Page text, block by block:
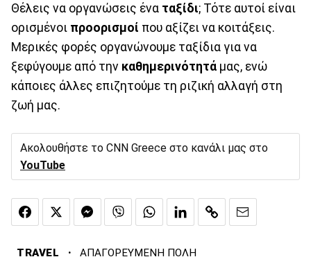
Θέλεις να οργανώσεις ένα ταξίδι; Τότε αυτοί είναι
ορισμένοι προορισμοί που αξίζει να κοιτάξεις.
Μερικές φορές οργανώνουμε ταξίδια για να
ξεφύγουμε από την καθημερινότητά μας, ενώ
κάποιες άλλες επιζητούμε τη ριζική αλλαγή στη
ζωή μας.
Ακολουθήστε το CNN Greece στο κανάλι μας στο
YouTube
TRAVEL · ΑΠΑΓΟΡΕΥΜΕΝΗ ΠΟΛΗ